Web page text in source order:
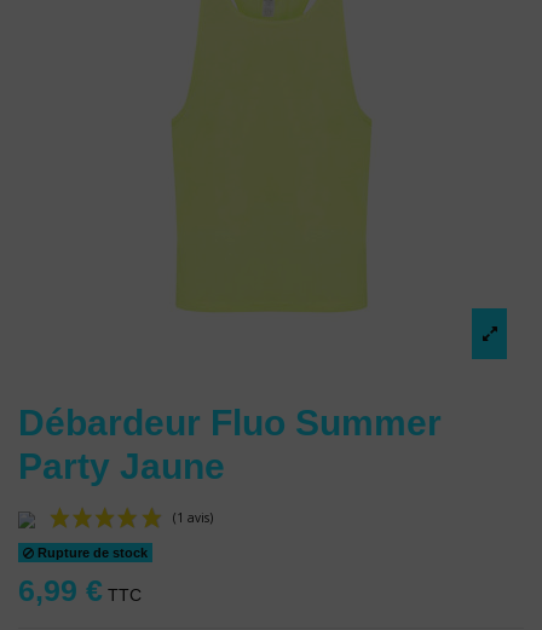
Débardeur Fluo Summer
Party Jaune
Rupture de stock
6,99 € TTC